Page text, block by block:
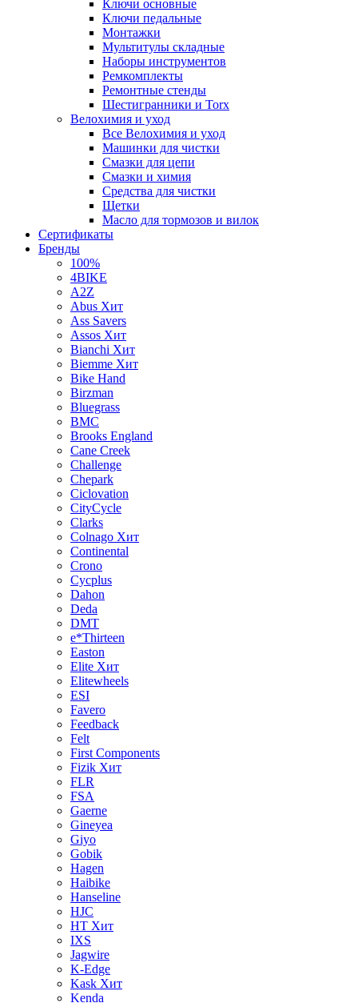
Ключи основные
Ключи педальные
Монтажки
Мультитулы складные
Наборы инструментов
Ремкомплекты
Ремонтные стенды
Шестигранники и Torx
Велохимия и уход
Все Велохимия и уход
Машинки для чистки
Смазки для цепи
Смазки и химия
Средства для чистки
Щетки
Масло для тормозов и вилок
Сертификаты
Бренды
100%
4BIKE
A2Z
Abus Хит
Ass Savers
Assos Хит
Bianchi Хит
Biemme Хит
Bike Hand
Birzman
Bluegrass
BMC
Brooks England
Cane Creek
Challenge
Chepark
Ciclovation
CityCycle
Clarks
Colnago Хит
Continental
Crono
Cycplus
Dahon
Deda
DMT
e*Thirteen
Easton
Elite Хит
Elitewheels
ESI
Favero
Feedback
Felt
First Components
Fizik Хит
FLR
FSA
Gaerne
Gineyea
Giyo
Gobik
Hagen
Haibike
Hanseline
HJC
HT Хит
IXS
Jagwire
K-Edge
Kask Хит
Kenda